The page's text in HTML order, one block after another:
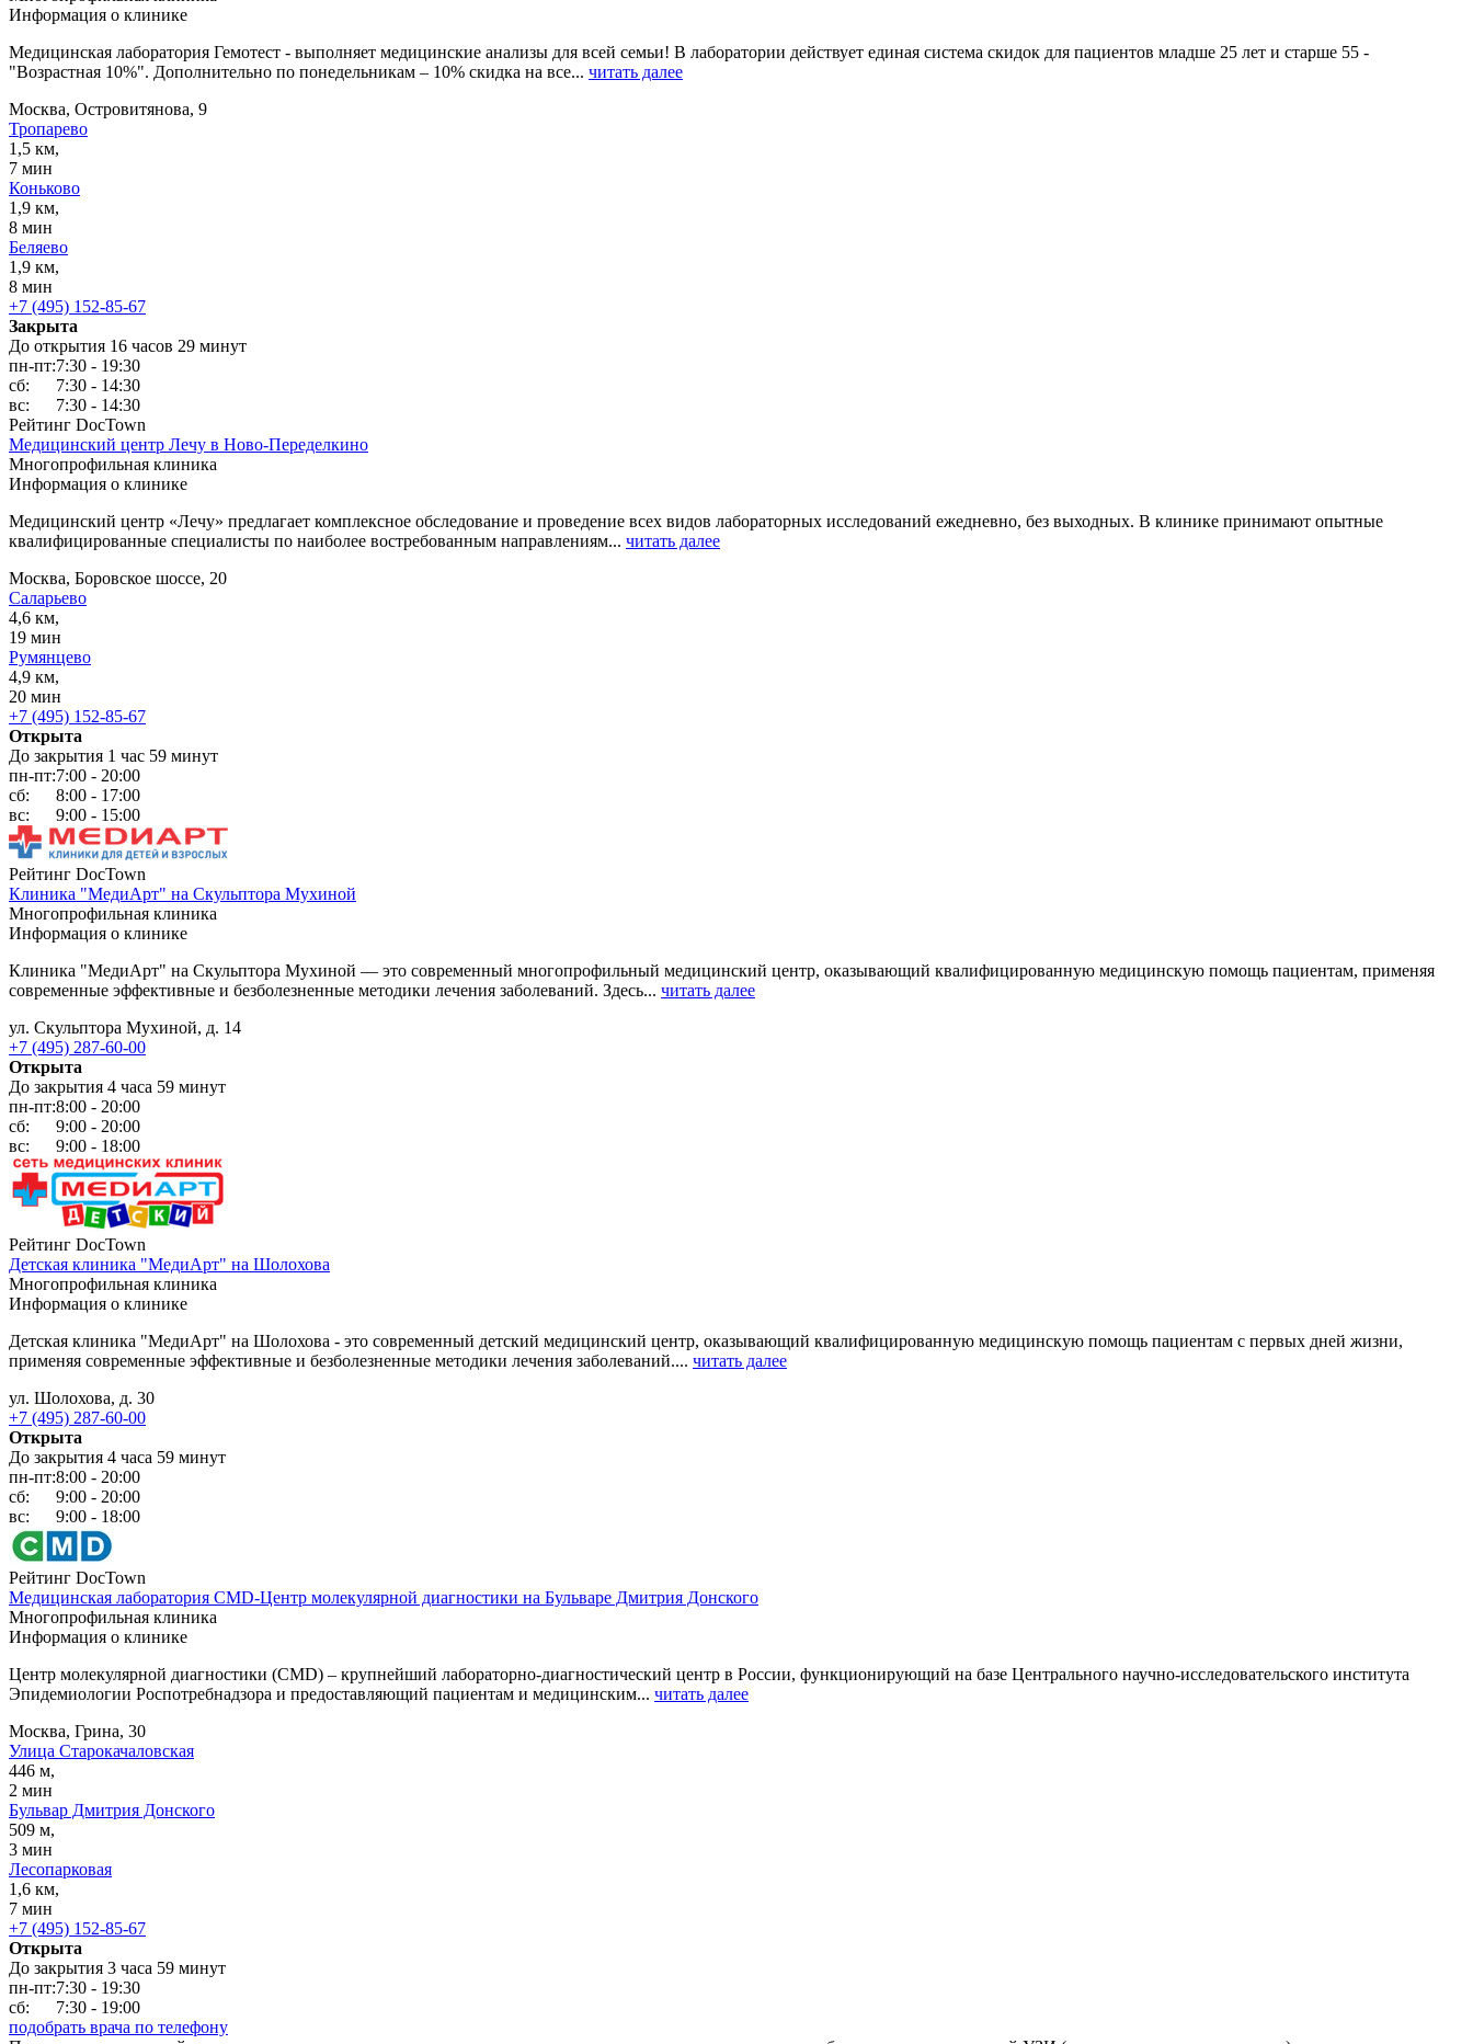
Информация о клинике
Медицинская лаборатория Гемотест - выполняет медицинские анализы для всей семьи! В лаборатории действует единая система скидок для пациентов младше 25 лет и старше 55 -
"Возрастная 10%". Дополнительно по понедельникам – 10% скидка на все... читать далее
Москва, Островитянова, 9
Тропарево
1,5 км,
7 мин
Коньково
1,9 км,
8 мин
Беляево
1,9 км,
8 мин
+7 (495) 152-85-67
Закрыта
До открытия 16 часов 29 минут
пн-пт:7:30 - 19:30
сб:
7:30 - 14:30
вс:
7:30 - 14:30
Рейтинг DocTown
Медицинский центр Лечу в Ново-Переделкино
Многопрофильная клиника
Информация о клинике
Медицинский центр «Лечу» предлагает комплексное обследование и проведение всех видов лабораторных исследований ежедневно, без выходных. В клинике принимают опытные
квалифицированные специалисты по наиболее востребованным направлениям... читать далее
Москва, Боровское шоссе, 20
Саларьево
4,6 км,
19 мин
Румянцево
4,9 км,
20 мин
+7 (495) 152-85-67
Открыта
До закрытия 1 час 59 минут
пн-пт:7:00 - 20:00
сб:
8:00 - 17:00
вс:
9:00 - 15:00
Рейтинг DocTown
Клиника "МедиАрт" на Скульптора Мухиной
Многопрофильная клиника
Информация о клинике
Клиника "МедиАрт" на Скульптора Мухиной — это современный многопрофильный медицинский центр, оказывающий квалифицированную медицинскую помощь пациентам, применяя
современные эффективные и безболезненные методики лечения заболеваний. Здесь... читать далее
ул. Скульптора Мухиной, д. 14
+7 (495) 287-60-00
Открыта
До закрытия 4 часа 59 минут
пн-пт:8:00 - 20:00
сб:
9:00 - 20:00
вс:
9:00 - 18:00
Рейтинг DocTown
Детская клиника "МедиАрт" на Шолохова
Многопрофильная клиника
Информация о клинике
Детская клиника "МедиАрт" на Шолохова - это современный детский медицинский центр, оказывающий квалифицированную медицинскую помощь пациентам с первых дней жизни,
применяя современные эффективные и безболезненные методики лечения заболеваний.... читать далее
ул. Шолохова, д. 30
+7 (495) 287-60-00
Открыта
До закрытия 4 часа 59 минут
пн-пт:8:00 - 20:00
сб:
9:00 - 20:00
вс:
9:00 - 18:00
Рейтинг DocTown
Медицинская лаборатория CMD-Центр молекулярной диагностики на Бульваре Дмитрия Донского
Многопрофильная клиника
Информация о клинике
Центр молекулярной диагностики (CMD) – крупнейший лабораторно-диагностический центр в России, функционирующий на базе Центрального научно-исследовательского института
Эпидемиологии Роспотребнадзора и предоставляющий пациентам и медицинским... читать далее
Москва, Грина, 30
Улица Старокачаловская
446 м,
2 мин
Бульвар Дмитрия Донского
509 м,
3 мин
Лесопарковая
1,6 км,
7 мин
+7 (495) 152-85-67
Открыта
До закрытия 3 часа 59 минут
пн-пт:7:30 - 19:30
сб:
7:30 - 19:00
подобрать врача по телефону